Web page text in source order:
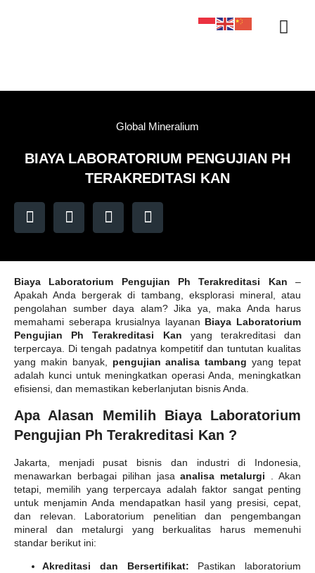
Global Mineralium
BIAYA LABORATORIUM PENGUJIAN PH
TERAKREDITASI KAN
Biaya Laboratorium Pengujian Ph Terakreditasi Kan –
Apakah Anda bergerak di tambang, eksplorasi mineral, atau
pengolahan sumber daya alam? Jika ya, maka Anda harus
memahami seberapa krusialnya layanan Biaya Laboratorium
Pengujian Ph Terakreditasi Kan yang terakreditasi dan
terpercaya. Di tengah padatnya kompetitif dan tuntutan kualitas
yang makin banyak, pengujian analisa tambang yang tepat
adalah kunci untuk meningkatkan operasi Anda, meningkatkan
efisiensi, dan memastikan keberlanjutan bisnis Anda.
Apa Alasan Memilih Biaya Laboratorium
Pengujian Ph Terakreditasi Kan ?
Jakarta, menjadi pusat bisnis dan industri di Indonesia,
menawarkan berbagai pilihan jasaanalisa metalurgi
. Akan
tetapi, memilih yang terpercaya adalah faktor sangat penting
untuk menjamin Anda mendapatkan hasil yang presisi, cepat,
dan relevan. Laboratorium penelitian dan pengembangan
mineral dan metalurgi yang berkualitas harus memenuhi
standar berikut ini:
Akreditasi dan Bersertifikat: Pastikan laboratorium